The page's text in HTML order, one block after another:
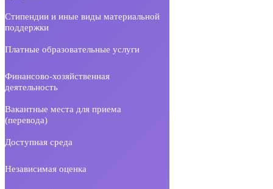
Стипендии и иные виды материальной
поддержки
Платные образовательные услуги
Финансово-хозяйственная
деятельность
Вакантные места для приема
(перевода)
Доступная среда
Независимая оценка